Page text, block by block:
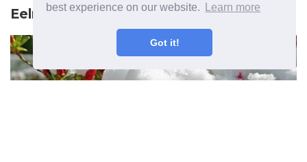
best experience on our website.
Learn more
Got it!
Eelmine artikkel